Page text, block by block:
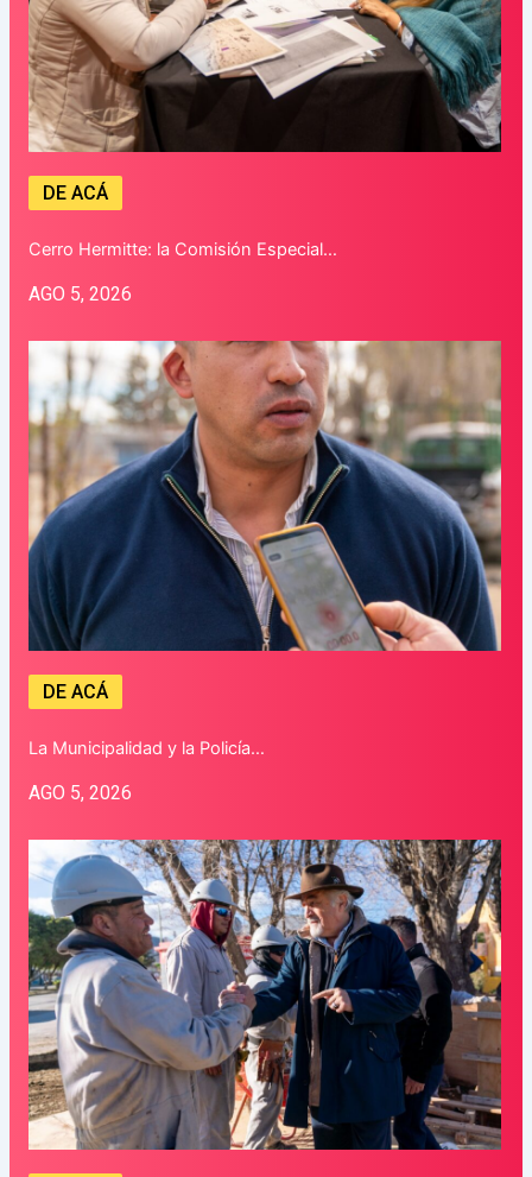
DE ACÁ
Cerro Hermitte: la Comisión Especial…
AGO 5, 2026
DE ACÁ
La Municipalidad y la Policía…
AGO 5, 2026